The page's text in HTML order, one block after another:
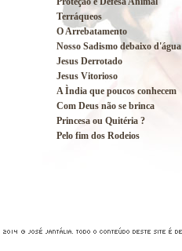
Terráqueos
O Arrebatamento
Nosso Sadismo debaixo d'água
Jesus Derrotado
Jesus Vitorioso
A Ìndia que poucos conhecem
Com Deus não se brinca
Princesa ou Quitéria ?
Pelo fim dos Rodeios